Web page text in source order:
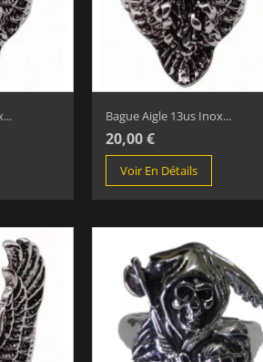
Bague Aigle 13us Inox...
20,00 €
Voir En Détails